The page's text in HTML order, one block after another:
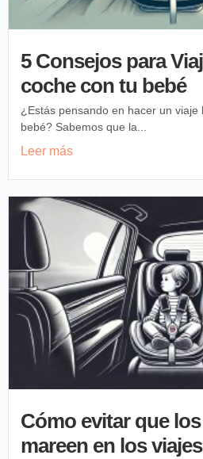
5 Consejos para
coche con tu bebé
¿Estás pensando en hacer un viaje
bebé? Sabemos que la...
Leer más
Cómo evitar que
mareen en los